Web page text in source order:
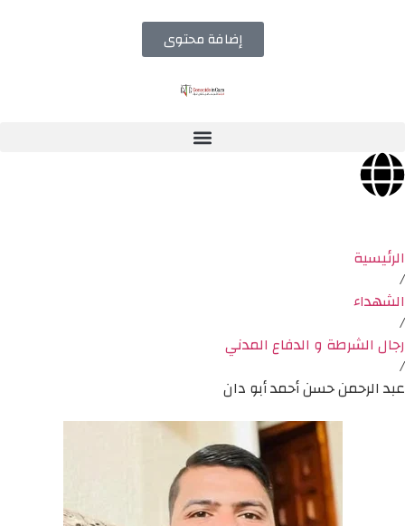
إضافة محتوى
الرئيسية
/
الشهداء
/
رجال الشرطة و الدفاع المدني
/
عبد الرحمن حسن أحمد أبو دان